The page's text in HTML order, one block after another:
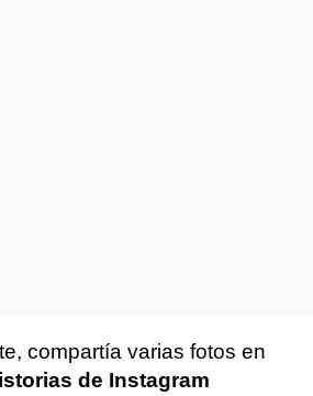
compartía varias fotos en
de Instagram